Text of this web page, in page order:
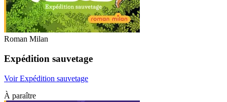
Roman Milan
Expédition sauvetage
Voir Expédition sauvetage
À paraître